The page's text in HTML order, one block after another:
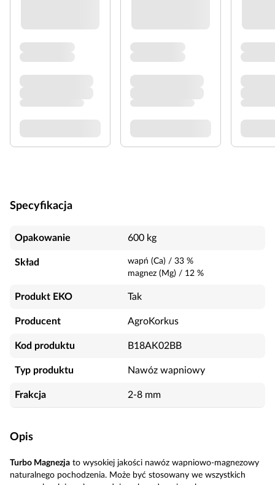
Specyfikacja
Opakowanie 600 kg
Skład wapń (Ca) / 33 %
magnez (Mg) / 12 %
Produkt EKO Tak
Producent AgroKorkus
Kod produktu B18AK02BB
Typ produktu Nawóz wapniowy
Frakcja 2-8 mm
Opis
Turbo Magnezja to wysokiej jakości nawóz wapniowo-magnezowy
naturalnego pochodzenia. Może być stosowany we wszystkich